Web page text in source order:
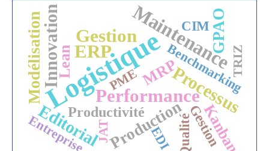
LogistiqueMaintenance
Gestion
ERP
PerformanceProcessus
Innovation
Editorial
Modélisation GPAO
Production Kanban
MRP
Lean
Productivité
CIM
Gestion
Qualité
Benchmarking
TRIZ
PME
EDI
JAT
Entreprise